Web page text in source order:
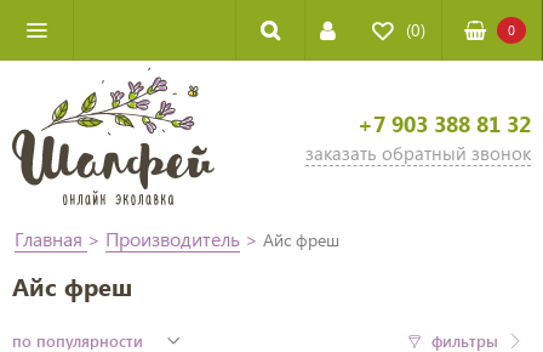
(0) 0
+7 903 388 81 32
заказать обратный звонок
Главная > Производитель > Айс фреш
Айс фреш
фильтры